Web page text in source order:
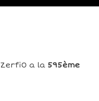
a la 595ème